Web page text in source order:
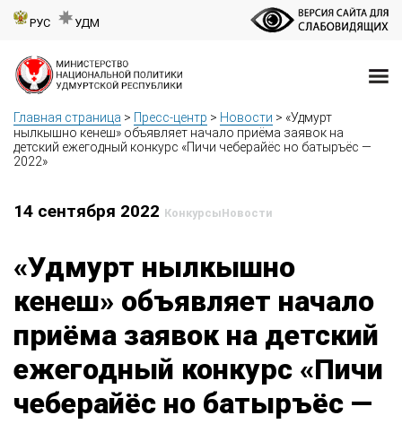
РУС УДМ
Главная страница > Пресс-центр > Новости > «Удмурт
нылкышно кенеш» объявляет начало приёма заявок на
детский ежегодный конкурс «Пичи чеберайёс но батыръёс —
2022»
14 сентября 2022 КонкурсыНовости
«Удмурт нылкышно
кенеш» объявляет начало
приёма заявок на детский
ежегодный конкурс «Пичи
чеберайёс но батыръёс —